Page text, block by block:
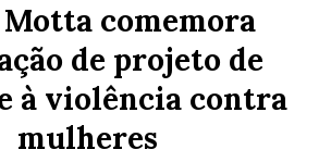
comemora
de projeto de
à violência contra
mulheres